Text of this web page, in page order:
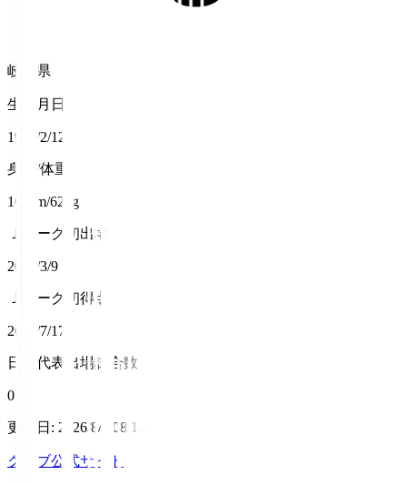
岐阜県
生年月日
1996/2/12
身長/体重
162cm/62kg
Ｊリーグ初出場
2014/3/9
Ｊリーグ初得点
2016/7/17
日本代表出場試合数
0
更新日 : 2026/8/7 08:11
クラブ公式サイト